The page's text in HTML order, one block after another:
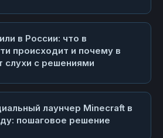
в России: что в
происходит и почему в
слухи с решениями
лаунчер Minecraft в
пошаговое решение